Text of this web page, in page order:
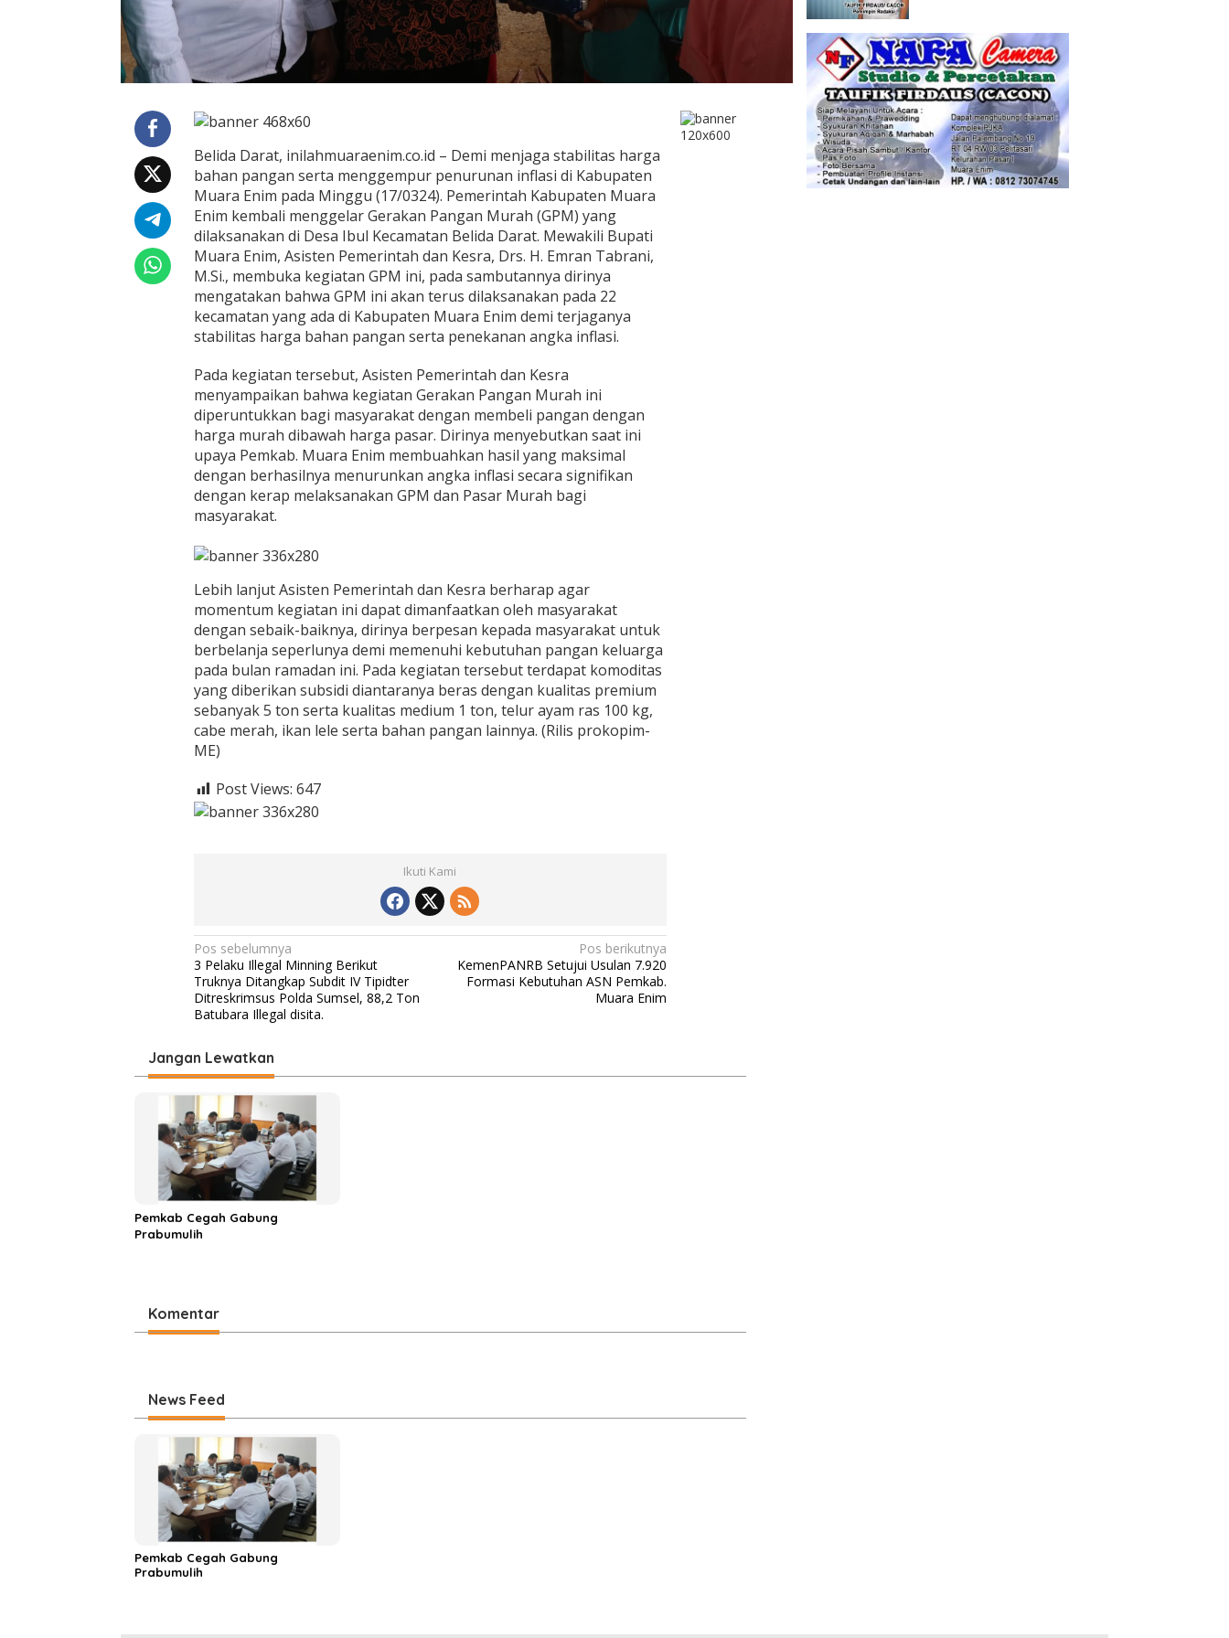
M
d
i
K
.
B
e
l
i
d
a
D
a
r
a
t
G
u
a
T
u
r
u
n
k
a
g
a
I
n
f
l
a
s
i
Belida Darat, inilahmuaraenim.co.id – Demi menjaga stabilitas harga
bahan pangan serta menggempur penurunan inflasi di Kabupaten
Muara Enim pada Minggu (17/0324). Pemerintah Kabupaten Muara
Enim kembali menggelar Gerakan Pangan Murah (GPM) yang
dilaksanakan di Desa Ibul Kecamatan Belida Darat. Mewakili Bupati
Muara Enim, Asisten Pemerintah dan Kesra, Drs. H. Emran Tabrani,
M.Si., membuka kegiatan GPM ini, pada sambutannya dirinya
mengatakan bahwa GPM ini akan terus dilaksanakan pada 22
kecamatan yang ada di Kabupaten Muara Enim demi terjaganya
stabilitas harga bahan pangan serta penekanan angka inflasi.
Pada kegiatan tersebut, Asisten Pemerintah dan Kesra
menyampaikan bahwa kegiatan Gerakan Pangan Murah ini
diperuntukkan bagi masyarakat dengan membeli pangan dengan
harga murah dibawah harga pasar. Dirinya menyebutkan saat ini
upaya Pemkab. Muara Enim membuahkan hasil yang maksimal
dengan berhasilnya menurunkan angka inflasi secara signifikan
dengan kerap melaksanakan GPM dan Pasar Murah bagi
masyarakat.
Lebih lanjut Asisten Pemerintah dan Kesra berharap agar
momentum kegiatan ini dapat dimanfaatkan oleh masyarakat
dengan sebaik-baiknya, dirinya berpesan kepada masyarakat untuk
berbelanja seperlunya demi memenuhi kebutuhan pangan keluarga
pada bulan ramadan ini. Pada kegiatan tersebut terdapat komoditas
yang diberikan subsidi diantaranya beras dengan kualitas premium
sebanyak 5 ton serta kualitas medium 1 ton, telur ayam ras 100 kg,
cabe merah, ikan lele serta bahan pangan lainnya. (Rilis prokopim-
ME)
Post Views: 647
Ikuti Kami
N
a
v
i
g
a
s
i
p
o
s
Pos sebelumnya
3 Pelaku Illegal Minning Berikut
Truknya Ditangkap Subdit IV Tipidter
Ditreskrimsus Polda Sumsel, 88,2 Ton
Batubara Illegal disita.
Pos berikutnya
KemenPANRB Setujui Usulan 7.920
Formasi Kebutuhan ASN Pemkab.
Muara Enim
Jangan Lewatkan
Pemkab Cegah Gabung
Prabumulih
Komentar
News Feed
Pemkab Cegah Gabung
Prabumulih